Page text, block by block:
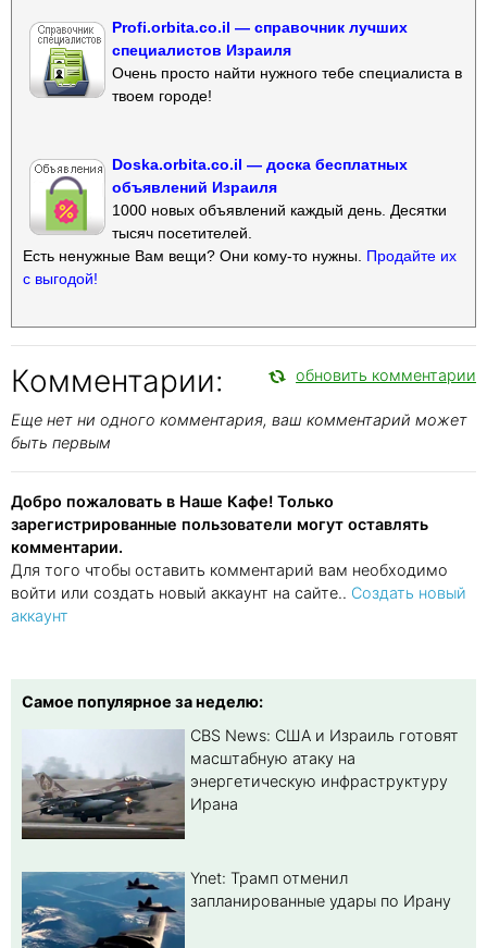
Profi.orbita.co.il — справочник лучших
специалистов Израиля
Очень просто найти нужного тебе специалиста в
твоем городе!
Doska.orbita.co.il — доска бесплатных
объявлений Израиля
1000 новых объявлений каждый день. Десятки
тысяч посетителей.
Есть ненужные Вам вещи? Они кому-то нужны. Продайте их
с выгодой!
Комментарии: обновить комментарии
Еще нет ни одного комментария, ваш комментарий может
быть первым
Добро пожаловать в Наше Кафе! Только
зарегистрированные пользователи могут оставлять
комментарии.
Для того чтобы оставить комментарий вам необходимо
войти или создать новый аккаунт на сайте.. Создать новый
аккаунт
Самое популярное за неделю:
CBS News: США и Израиль готовят
масштабную атаку на
энергетическую инфраструктуру
Ирана
Ynet: Трамп отменил
запланированные удары по Ирану